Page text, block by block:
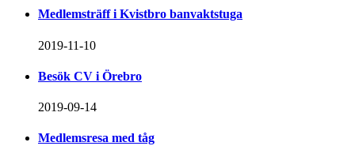
Medlemsträff i Kvistbro banvaktstuga
2019-11-10
Besök CV i Örebro
2019-09-14
Medlemsresa med tåg